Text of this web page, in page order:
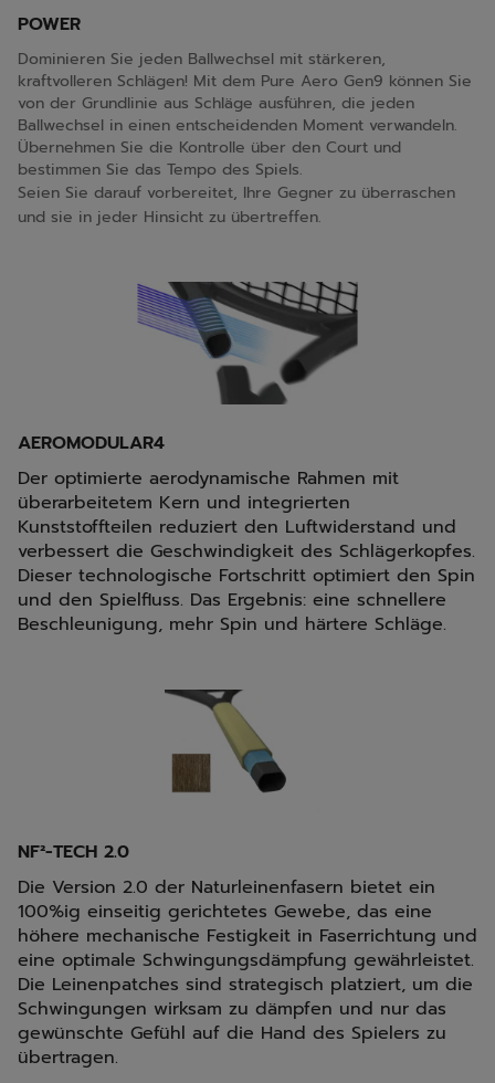
POWER
Dominieren Sie jeden Ballwechsel mit stärkeren,
kraftvolleren Schlägen! Mit dem Pure Aero Gen9 können Sie
von der Grundlinie aus Schläge ausführen, die jeden
Ballwechsel in einen entscheidenden Moment verwandeln.
Übernehmen Sie die Kontrolle über den Court und
bestimmen Sie das Tempo des Spiels.
Seien Sie darauf vorbereitet, Ihre Gegner zu überraschen
und sie in jeder Hinsicht zu übertreffen.
AEROMODULAR4
Der optimierte aerodynamische Rahmen mit
überarbeitetem Kern und integrierten
Kunststoffteilen reduziert den Luftwiderstand und
verbessert die Geschwindigkeit des Schlägerkopfes.
Dieser technologische Fortschritt optimiert den Spin
und den Spielfluss. Das Ergebnis: eine schnellere
Beschleunigung, mehr Spin und härtere Schläge.
NF²-TECH 2.0
Die Version 2.0 der Naturleinenfasern bietet ein
100%ig einseitig gerichtetes Gewebe, das eine
höhere mechanische Festigkeit in Faserrichtung und
eine optimale Schwingungsdämpfung gewährleistet.
Die Leinenpatches sind strategisch platziert, um die
Schwingungen wirksam zu dämpfen und nur das
gewünschte Gefühl auf die Hand des Spielers zu
übertragen.